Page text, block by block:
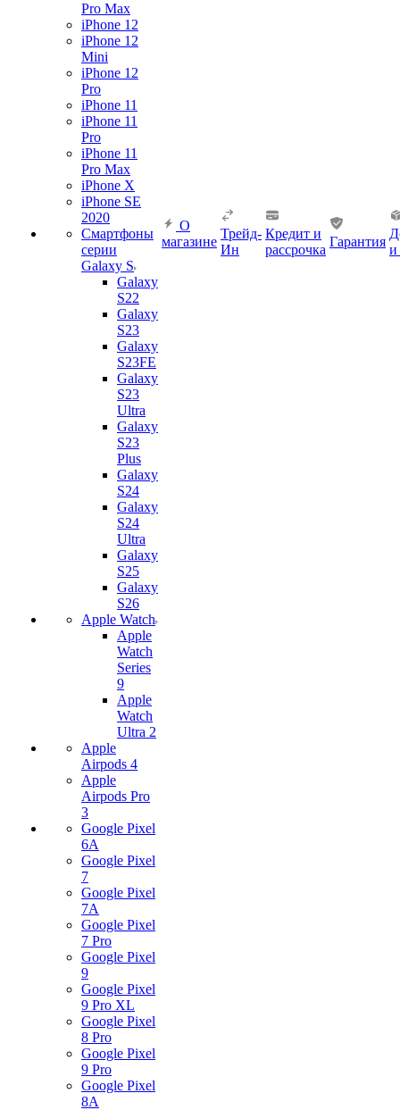
Pro Max
iPhone 12
iPhone 12
Mini
iPhone 12
Pro
iPhone 11
iPhone 11
Pro
iPhone 11
Pro Max
iPhone X
iPhone SE
2020
Смартфоны
серии
Galaxy S
Galaxy
S22
Galaxy
S23
Galaxy
S23FE
Galaxy
S23
Ultra
Galaxy
S23
Plus
Galaxy
S24
Galaxy
S24
Ultra
Galaxy
S25
Galaxy
S26
Apple Watch
Apple
Watch
Series
9
Apple
Watch
Ultra 2
Apple
Airpods 4
Apple
Airpods Pro
3
Google Pixel
6A
Google Pixel
7
Google Pixel
7А
Google Pixel
7 Pro
Google Pixel
9
Google Pixel
9 Pro XL
Google Pixel
8 Pro
Google Pixel
9 Pro
Google Pixel
8A
О
магазине
Трейд-
Ин
Кредит и
рассрочка
Гарантия
и